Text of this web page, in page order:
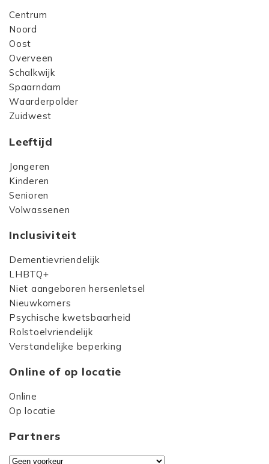
Centrum
Noord
Oost
Overveen
Schalkwijk
Spaarndam
Waarderpolder
Zuidwest
Leeftijd
Jongeren
Kinderen
Senioren
Volwassenen
Inclusiviteit
Dementievriendelijk
LHBTQ+
Niet aangeboren hersenletsel
Nieuwkomers
Psychische kwetsbaarheid
Rolstoelvriendelijk
Verstandelijke beperking
Online of op locatie
Online
Op locatie
Partners